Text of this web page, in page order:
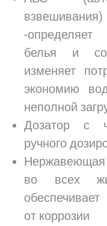
-определяет
белья и
изменяет
экономию
неполной
Дозатор с
ручного
во всех
от коррозии